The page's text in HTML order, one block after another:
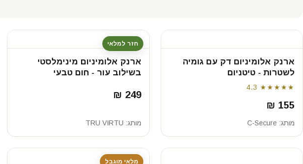
ארנק אלומיניום דק עם גומיה
לשטרות - טיטניום
★★★★★
4.3
155 ₪
מותג: C-Secure
חזר למלאי
ארנק אלומיניום מינימלסטי
בשילוב עור - חום טבעי
249 ₪
מותג: TRU VIRTU
מלאי מוגבל